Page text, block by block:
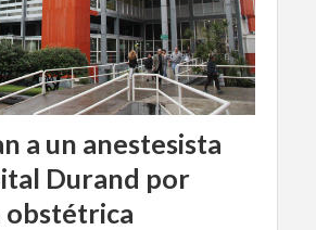
a un anestesista
Durand por
obstétrica